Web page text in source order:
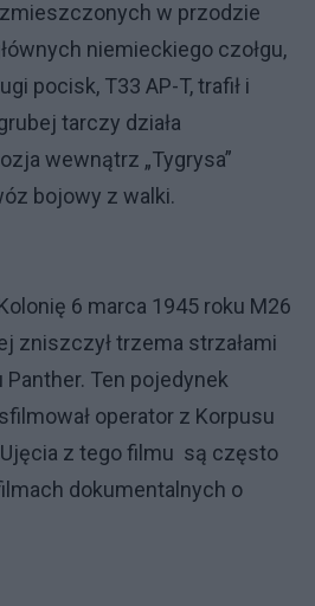
w przodzie
niemieckiego czołgu,
pocisk, T33 AP-T, trafił i
tarczy działa
wewnątrz „Tygrysa”
bojowy z walki.
6 marca 1945 roku M26
zniszczył trzema strzałami
Ten pojedynek
operator z Korpusu
z tego filmu są często
dokumentalnych o